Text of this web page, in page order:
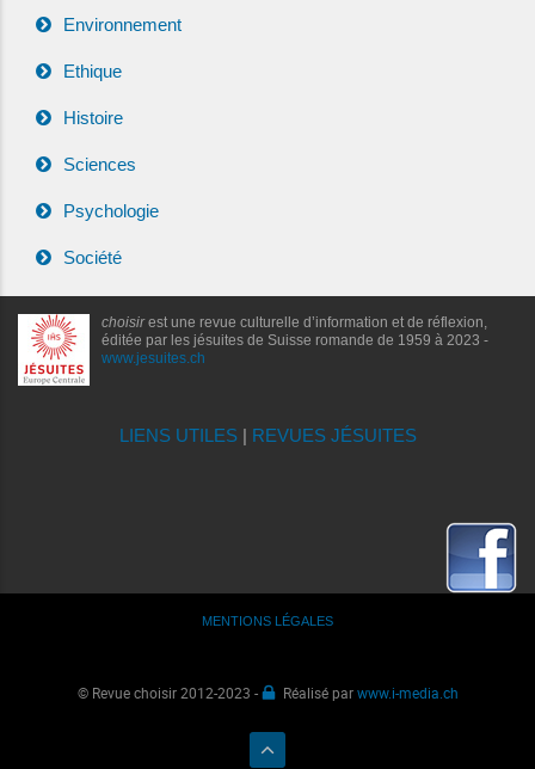
Environnement
Ethique
Histoire
Sciences
Psychologie
Société
choisirest une revue culturelle d’information et de réflexion,
éditée par les jésuites de Suisse romande de 1959 à 2023 -
www.jesuites.ch
LIENS UTILES| REVUES JÉSUITES
MENTIONS LÉGALES
© Revue choisir 2012-2023 - Réalisé parwww.i-media.ch